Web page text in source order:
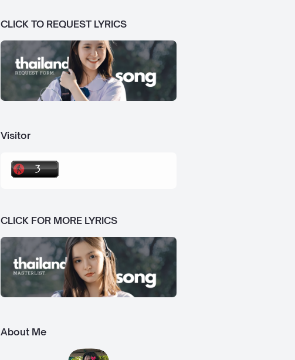
CLICK TO REQUEST LYRICS
Visitor
CLICK FOR MORE LYRICS
About Me